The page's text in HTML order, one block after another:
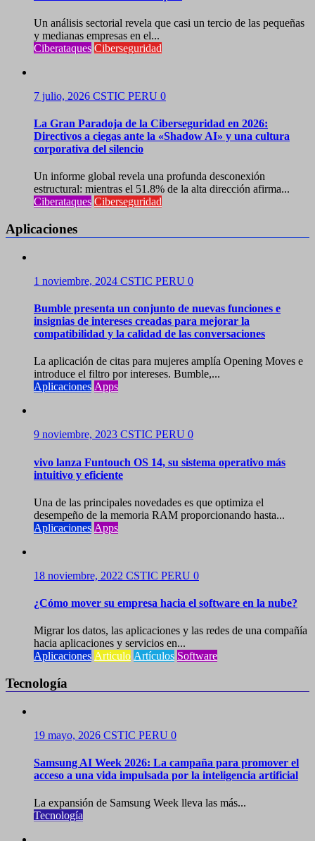
Un análisis sectorial revela que casi un tercio de las pequeñas
y medianas empresas en el...
Ciberataques Ciberseguridad
7 julio, 2026 CSTIC PERU 0
La Gran Paradoja de la Ciberseguridad en 2026:
Directivos a ciegas ante la «Shadow AI» y una cultura
corporativa del silencio
Un informe global revela una profunda desconexión
estructural: mientras el 51.8% de la alta dirección afirma...
Ciberataques Ciberseguridad
Aplicaciones
1 noviembre, 2024 CSTIC PERU 0
Bumble presenta un conjunto de nuevas funciones e
insignias de intereses creadas para mejorar la
compatibilidad y la calidad de las conversaciones
La aplicación de citas para mujeres amplía Opening Moves e
introduce el filtro por intereses. Bumble,...
Aplicaciones Apps
9 noviembre, 2023 CSTIC PERU 0
vivo lanza Funtouch OS 14, su sistema operativo más
intuitivo y eficiente
Una de las principales novedades es que optimiza el
desempeño de la memoria RAM proporcionando hasta...
Aplicaciones Apps
18 noviembre, 2022 CSTIC PERU 0
¿Cómo mover su empresa hacia el software en la nube?
Migrar los datos, las aplicaciones y las redes de una compañía
hacia aplicaciones y servicios en...
Aplicaciones Articulo Artículos Software
Tecnología
19 mayo, 2026 CSTIC PERU 0
Samsung AI Week 2026: La campaña para promover el
acceso a una vida impulsada por la inteligencia artificial
La expansión de Samsung Week lleva las más...
Tecnología